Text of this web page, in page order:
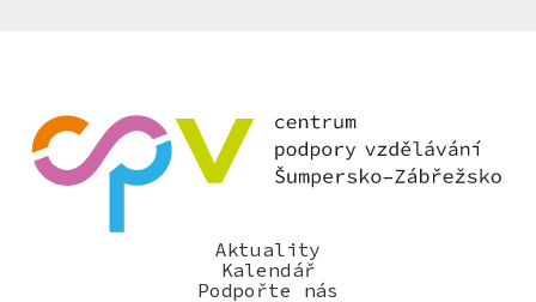
Aktuality
Kalendář
Podpořte nás